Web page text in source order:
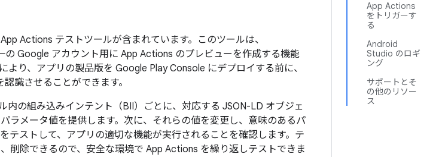
App Actions
をトリガーす
る
Android
Studio のロギ
ング
サポートとそ
の他のリソー
ス
Actions テストツールが含まれています。このツールは、
の Google アカウント用に App Actions のプレビューを作成する機能
より、アプリの製品版を Google Play Console にデプロイする前に、
識させることができます。
内の組み込みインテント（BII）ごとに、対応する JSON-LD オブジェ
ラメータ値を提供します。次に、それらの値を変更し、意味のあるパ
テストして、アプリの適切な機能が実行されることを確認します。テ
削除できるので、安全な環境で App Actions を繰り返しテストできま